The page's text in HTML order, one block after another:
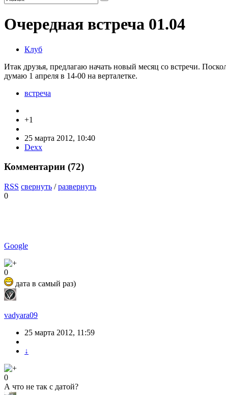
Очередная встреча 01.04
Клуб
Итак друзья, предлагаю начать новый месяц со встречи.
думаю 1 апреля в 14-00 на верталетке.
встреча
+1
25 марта 2012, 10:40
Dexx
Комментарии (72)
RSS свернуть /развернуть
0
Google
0
дата в самый раз)
vadyara09
25 марта 2012, 11:59
↓
0
А что не так с датой?